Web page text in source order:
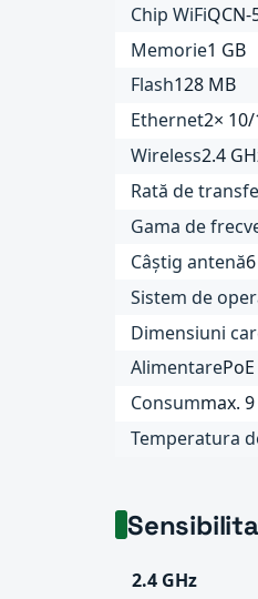
Chip WiFiQCN-
Memorie1 GB
Flash128 MB
Ethernet2×
Wireless2.4
Rată de
Gama de
Câștig antenă
Sistem de
Dimensiuni
Alimentare
Consummax.
Temperatura
2.4 GHz